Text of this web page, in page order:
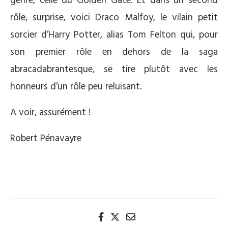
rôle, surprise, voici Draco Malfoy, le vilain petit
sorcier d’Harry Potter, alias Tom Felton qui, pour
son premier rôle en dehors de la saga
abracadabrantesque, se tire plutôt avec les
honneurs d’un rôle peu reluisant.
A voir, assurément !
Robert Pénavayre